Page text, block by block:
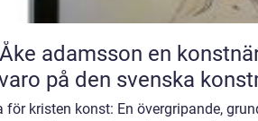
en konstnär med stark
på den svenska
för kristen konst: En övergripande,